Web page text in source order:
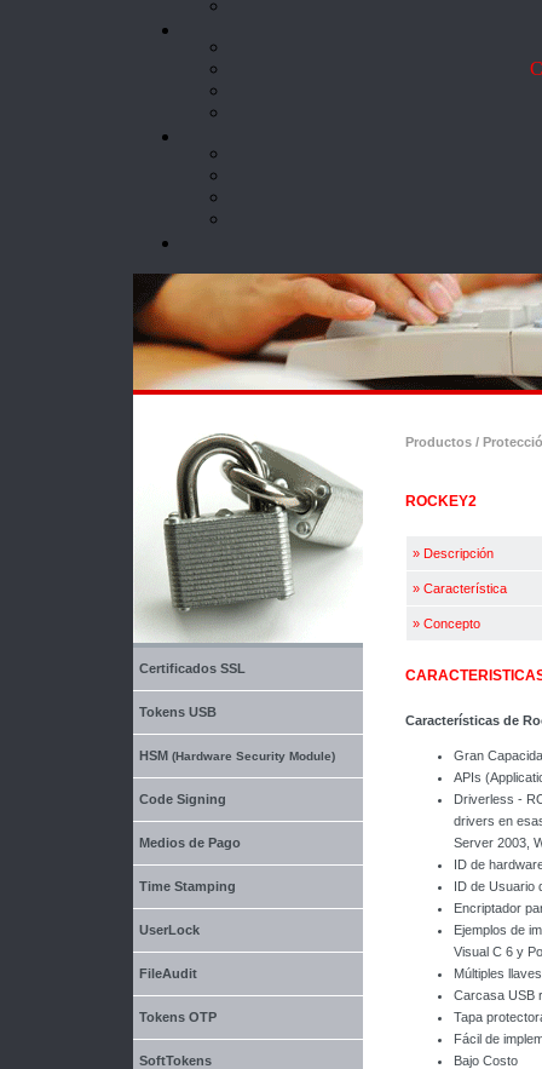
Certificados SSL
Tokens USB
HSM (Hardware Security Module)
Code Signing
Medios de Pago
Time Stamping
UserLock
FileAudit
Tokens OTP
SoftTokens
Productos /
ROCKEY2
» Descripción
» Característica
» Concepto
Características de
Gran
APIs
Driverless -
drivers en
Server 2003,
ID de
ID de Usuario
Encriptador
Ejemplos de
Visual C 6 y
Múltiples
Carcasa USB
Tapa
Fácil de
Bajo Costo